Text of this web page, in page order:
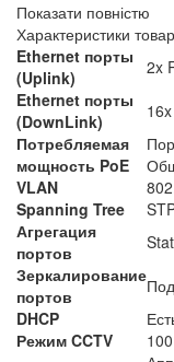
Показати повністю
Характеристики
Ethernet порты
(Uplink)
2x
Ethernet порты
(DownLink)
Потребляемая
мощность PoE
VLAN
Spanning Tree
Агрегация
портов
Зеркалирование
портов
DHCP
Режим CCTV